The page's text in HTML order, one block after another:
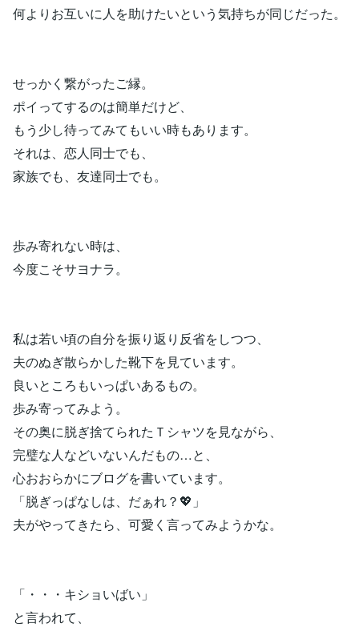
何よりお互いに人を助けたいという気持ちが同じだった。
せっかく繋がったご縁。
ポイってするのは簡単だけど、
もう少し待ってみてもいい時もあります。
それは、恋人同士でも、
家族でも、友達同士でも。
歩み寄れない時は、
今度こそサヨナラ。
私は若い頃の自分を振り返り反省をしつつ、
夫のぬぎ散らかした靴下を見ています。
良いところもいっぱいあるもの。
歩み寄ってみよう。
その奥に脱ぎ捨てられたＴシャツを見ながら、
完璧な人などいないんだもの…と、
心おおらかにブログを書いています。
「脱ぎっぱなしは、だぁれ？💖」
夫がやってきたら、可愛く言ってみようかな。
「・・・キショいばい」
と言われて、